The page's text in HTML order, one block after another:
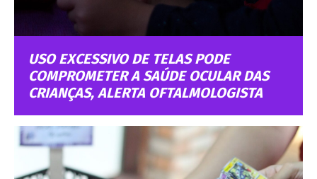
USO EXCESSIVO DE TELAS PODE
COMPROMETER A SAÚDE OCULAR DAS
CRIANÇAS, ALERTA OFTALMOLOGISTA